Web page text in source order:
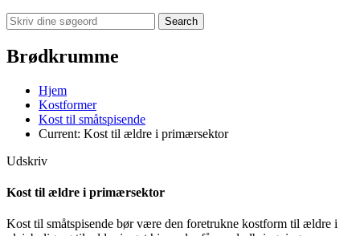
Search
Brødkrumme
Hjem
Kostformer
Kost til småtspisende
Current: Kost til ældre i primærsektor
Udskriv
Kost til ældre i primærsektor
Kost til småtspisende bør være den foretrukne kostform til ældre i